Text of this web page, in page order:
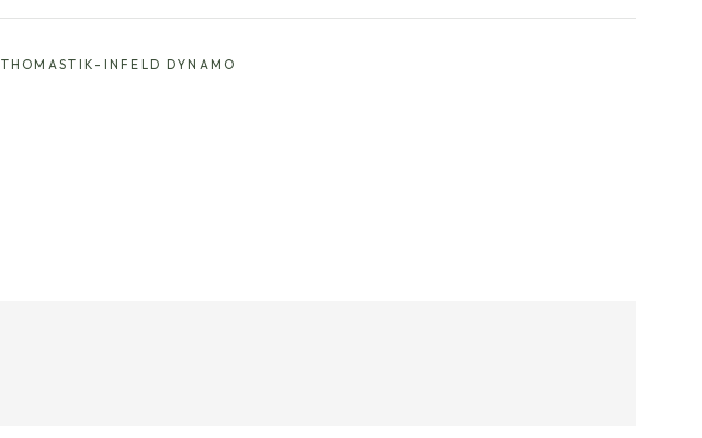
THOMASTIK-INFELD DYNAMO